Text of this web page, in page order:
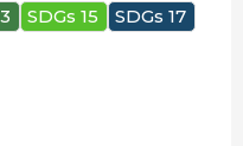
SDGs 15 SDGs 17